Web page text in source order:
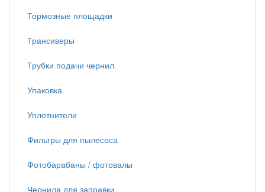
Тормозные площадки
Трансиверы
Трубки подачи чернил
Упаковка
Уплотнители
Фильтры для пылесоса
Фотобарабаны / фотовалы
Чернила для заправки